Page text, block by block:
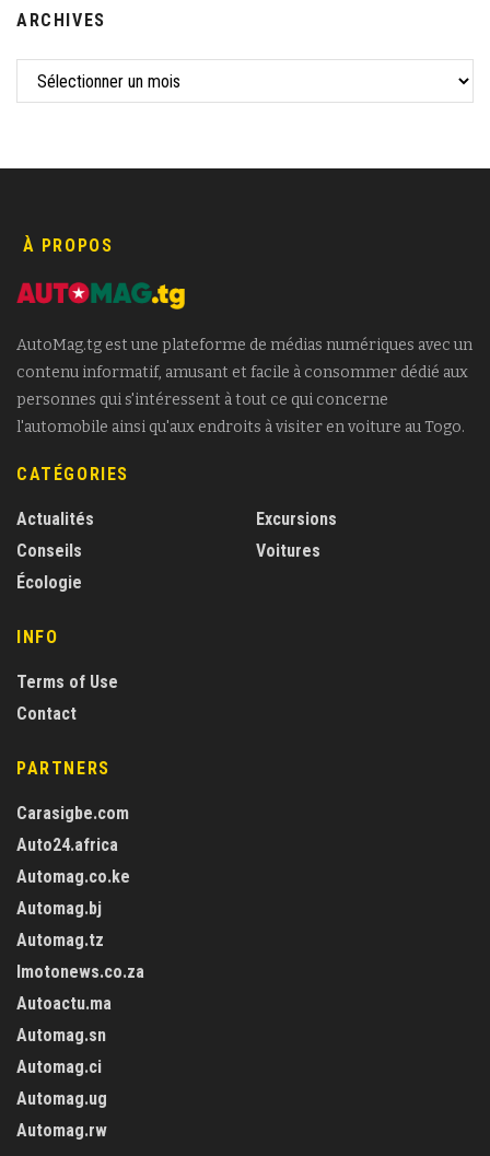
ARCHIVES
À PROPOS
AutoMag.tg est une plateforme de médias numériques avec un
contenu informatif, amusant et facile à consommer dédié aux
personnes qui s'intéressent à tout ce qui concerne
l'automobile ainsi qu'aux endroits à visiter en voiture au Togo.
CATÉGORIES
Actualités
Conseils
Écologie
Excursions
Voitures
INFO
Terms of Use
Contact
PARTNERS
Carasigbe.com
Auto24.africa
Automag.co.ke
Automag.bj
Automag.tz
Imotonews.co.za
Autoactu.ma
Automag.sn
Automag.ci
Automag.ug
Automag.rw